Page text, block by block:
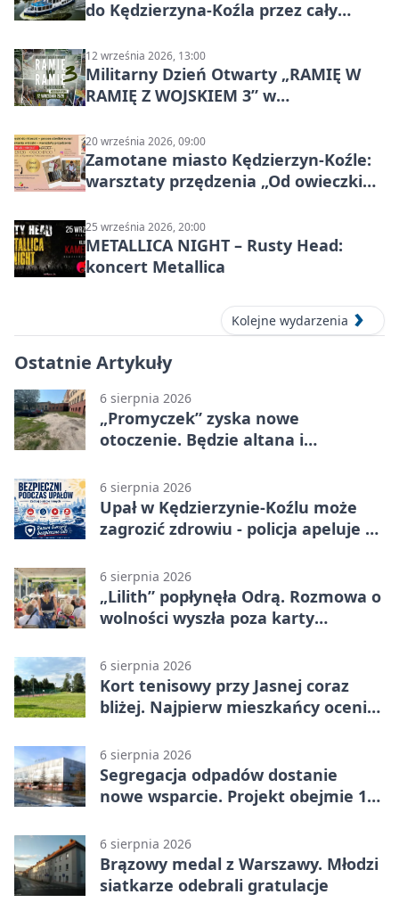
do Kędzierzyna-Koźla przez cały
12 września 2026, 13:00
Militarny Dzień Otwarty „RAMIĘ W
RAMIĘ Z WOJSKIEM 3” w
20 września 2026, 09:00
Zamotane miasto Kędzierzyn-Koźle:
warsztaty przędzenia „Od owieczki
25 września 2026, 20:00
METALLICA NIGHT – Rusty Head:
koncert Metallica
Kolejne wydarzenia
Ostatnie Artykuły
6 sierpnia 2026
„Promyczek” zyska nowe
otoczenie. Będzie altana i
6 sierpnia 2026
Upał w Kędzierzynie-Koźlu może
zagrozić zdrowiu - policja apeluje o
6 sierpnia 2026
„Lilith” popłynęła Odrą. Rozmowa o
wolności wyszła poza karty
6 sierpnia 2026
Kort tenisowy przy Jasnej coraz
bliżej. Najpierw mieszkańcy ocenią
6 sierpnia 2026
Segregacja odpadów dostanie
nowe wsparcie. Projekt obejmie 15
6 sierpnia 2026
Brązowy medal z Warszawy. Młodzi
siatkarze odebrali gratulacje